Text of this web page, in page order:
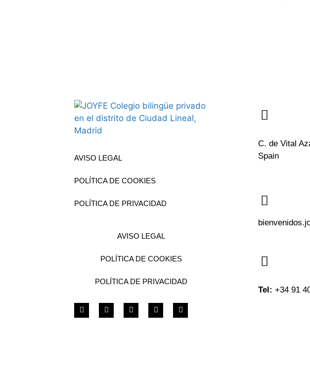
AVISO LEGAL
POLÍTICA DE COOKIES
POLÍTICA DE PRIVACIDAD
AVISO LEGAL
POLÍTICA DE COOKIES
POLÍTICA DE PRIVACIDAD
C. de Vital
Spain
Tel: +34 91